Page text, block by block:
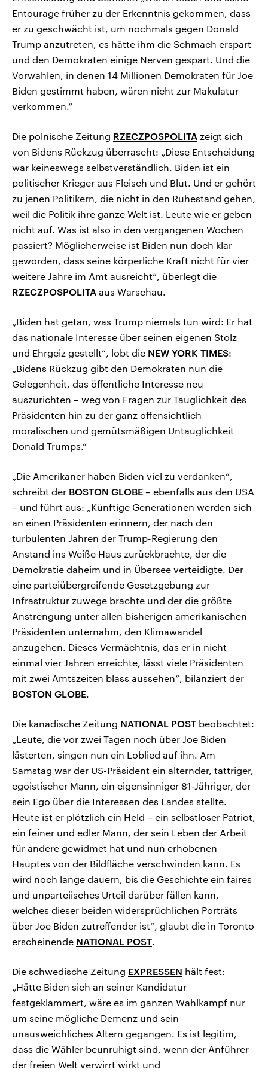
Entourage früher zu der Erkenntnis gekommen, dass
er zu geschwächt ist, um nochmals gegen Donald
Trump anzutreten, es hätte ihm die Schmach erspart
und den Demokraten einige Nerven gespart. Und die
Vorwahlen, in denen 14 Millionen Demokraten für Joe
Biden gestimmt haben, wären nicht zur Makulatur
verkommen.“
Die polnische Zeitung RZECZPOSPOLITA zeigt sich
von Bidens Rückzug überrascht: „Diese Entscheidung
war keineswegs selbstverständlich. Biden ist ein
politischer Krieger aus Fleisch und Blut. Und er gehört
zu jenen Politikern, die nicht in den Ruhestand gehen,
weil die Politik ihre ganze Welt ist. Leute wie er geben
nicht auf. Was ist also in den vergangenen Wochen
passiert? Möglicherweise ist Biden nun doch klar
geworden, dass seine körperliche Kraft nicht für vier
weitere Jahre im Amt ausreicht“, überlegt die
RZECZPOSPOLITA aus Warschau.
„Biden hat getan, was Trump niemals tun wird: Er hat
das nationale Interesse über seinen eigenen Stolz
und Ehrgeiz gestellt“, lobt die NEW YORK TIMES:
„Bidens Rückzug gibt den Demokraten nun die
Gelegenheit, das öffentliche Interesse neu
auszurichten – weg von Fragen zur Tauglichkeit des
Präsidenten hin zu der ganz offensichtlich
moralischen und gemütsmäßigen Untauglichkeit
Donald Trumps.“
„Die Amerikaner haben Biden viel zu verdanken“,
schreibt der BOSTON GLOBE – ebenfalls aus den USA
– und führt aus: „Künftige Generationen werden sich
an einen Präsidenten erinnern, der nach den
turbulenten Jahren der Trump-Regierung den
Anstand ins Weiße Haus zurückbrachte, der die
Demokratie daheim und in Übersee verteidigte. Der
eine parteiübergreifende Gesetzgebung zur
Infrastruktur zuwege brachte und der die größte
Anstrengung unter allen bisherigen amerikanischen
Präsidenten unternahm, den Klimawandel
anzugehen. Dieses Vermächtnis, das er in nicht
einmal vier Jahren erreichte, lässt viele Präsidenten
mit zwei Amtszeiten blass aussehen“, bilanziert der
BOSTON GLOBE.
Die kanadische Zeitung NATIONAL POST beobachtet:
„Leute, die vor zwei Tagen noch über Joe Biden
lästerten, singen nun ein Loblied auf ihn. Am
Samstag war der US-Präsident ein alternder, tattriger,
egoistischer Mann, ein eigensinniger 81-Jähriger, der
sein Ego über die Interessen des Landes stellte.
Heute ist er plötzlich ein Held – ein selbstloser Patriot,
ein feiner und edler Mann, der sein Leben der Arbeit
für andere gewidmet hat und nun erhobenen
Hauptes von der Bildfläche verschwinden kann. Es
wird noch lange dauern, bis die Geschichte ein faires
und unparteiisches Urteil darüber fällen kann,
welches dieser beiden widersprüchlichen Porträts
über Joe Biden zutreffender ist“, glaubt die in Toronto
erscheinende NATIONAL POST.
Die schwedische Zeitung EXPRESSEN hält fest:
„Hätte Biden sich an seiner Kandidatur
festgeklammert, wäre es im ganzen Wahlkampf nur
um seine mögliche Demenz und sein
unausweichliches Altern gegangen. Es ist legitim,
dass die Wähler beunruhigt sind, wenn der Anführer
der freien Welt verwirrt wirkt und